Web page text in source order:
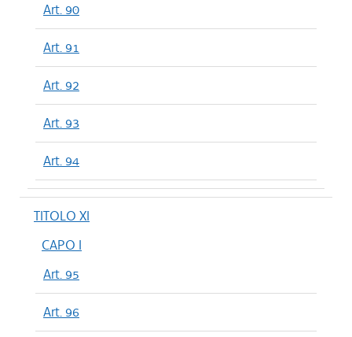
Art. 90
Art. 91
Art. 92
Art. 93
Art. 94
TITOLO XI
CAPO I
Art. 95
Art. 96